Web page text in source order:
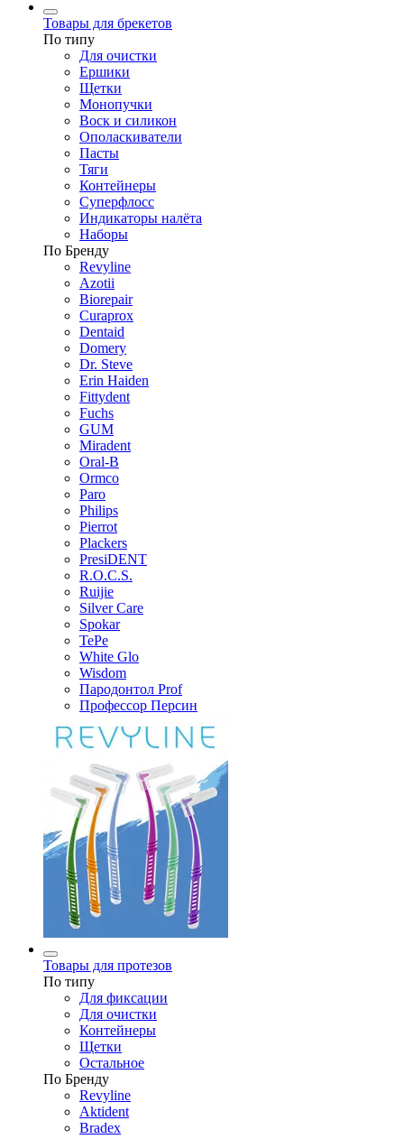
Товары для брекетов
По типу
Для очистки
Ершики
Щетки
Монопучки
Воск и силикон
Ополаскиватели
Пасты
Тяги
Контейнеры
Суперфлосс
Индикаторы налёта
Наборы
По Бренду
Revyline
Azotii
Biorepair
Curaprox
Dentaid
Domery
Dr. Steve
Erin Haiden
Fittydent
Fuchs
GUM
Miradent
Oral-B
Ormco
Paro
Philips
Pierrot
Plackers
PresiDENT
R.O.C.S.
Ruijie
Silver Care
Spokar
TePe
White Glo
Wisdom
Пародонтол Prof
Профессор Персин
Товары для протезов
По типу
Для фиксации
Для очистки
Контейнеры
Щетки
Остальное
По Бренду
Revyline
Aktident
Bradex